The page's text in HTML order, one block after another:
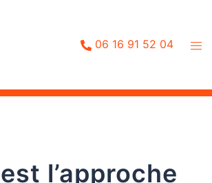
06 16 91 52 04
l’approche